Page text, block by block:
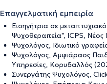
Επαγγελματική εμπειρία
Eισηγήτρια σε
Ψυχοθεραπεία'', ICPS,
Ψυχολόγος, Ιδιωτικό
Ψυχολόγος, Αμφιάραος
Υπηρεσίες, Κορυδαλλός
Συνεργάτης Ψυχολόγος,